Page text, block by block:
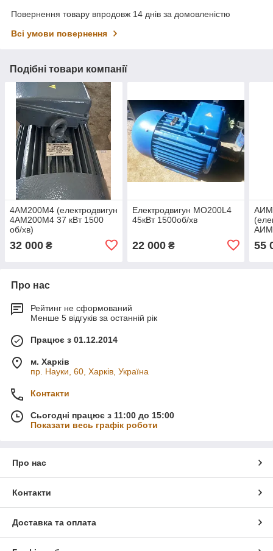
Повернення товару впродовж 14 днів за домовленістю
Всі умови повернення
Подібні товари компанії
4АМ200М4 (електродвигун
4АМ200М4 37 кВт 1500
об/хв)
32 000 ₴
Електродвигун МО200L4
45кВт 1500об/хв
22 000₴ 55
Про нас
Рейтинг не сформований
Менше 5 відгуків за останній рік
Працює з 01.12.2014
м. Харків
пр. Науки, 60, Харків, Україна
Контакти
Сьогодні працює з 11:00 до 15:00
Показати весь графік роботи
Про нас
Контакти
Доставка та оплата